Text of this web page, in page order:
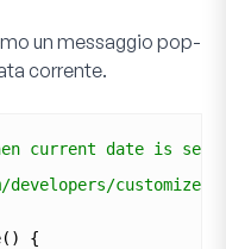
un messaggio pop-
corrente.
current date is
developers/
{